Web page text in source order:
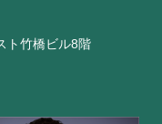
ト竹橋ビル8階